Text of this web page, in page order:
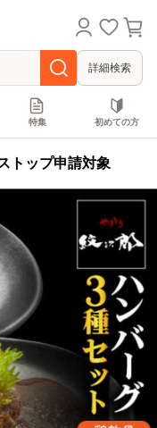
詳細検索
特集 初めての方
トップ申請対象